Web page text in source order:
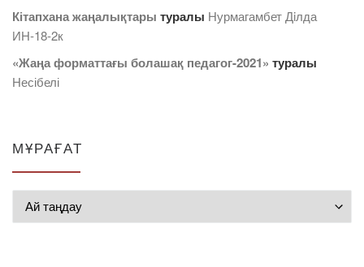
Кітапхана жаңалықтары туралы Нурмагамбет Дiлда
ИН-18-2к
«Жаңа форматтағы болашақ педагог-2021» туралы
Несібелі
МҰРАҒАТ